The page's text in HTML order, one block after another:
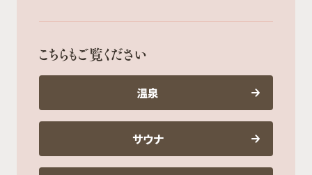
こちらもご覧ください
温泉
サウナ